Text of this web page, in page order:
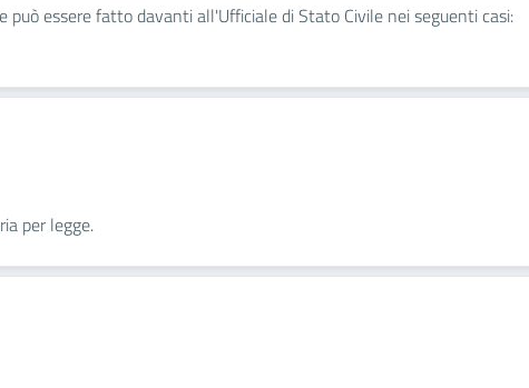
può essere fatto davanti all'Ufficiale di Stato Civile nei seguenti casi:
per legge.